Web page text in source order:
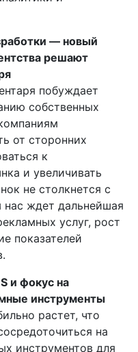
— новый
решают
побуждает
собственных
от сторонних
к
и увеличивать
не столкнется с
ждет дальнейшая
услуг, рост
показателей
и фокус на
инструменты
растет, что
на
инструментов для